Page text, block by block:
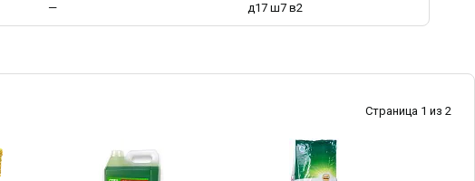
— д17 ш7 в2
Страница 1 из 2